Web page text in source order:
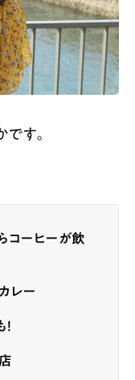
す。
コーヒーが飲
レー